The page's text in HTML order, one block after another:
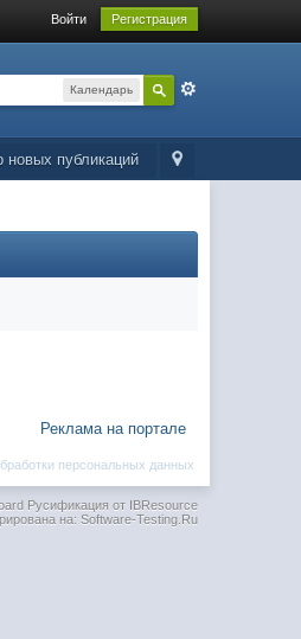
Войти Регистрация
Календарь
новых публикаций
Реклама на портале
персональных данных
Русификация от IBResource
на: Software-Testing.Ru